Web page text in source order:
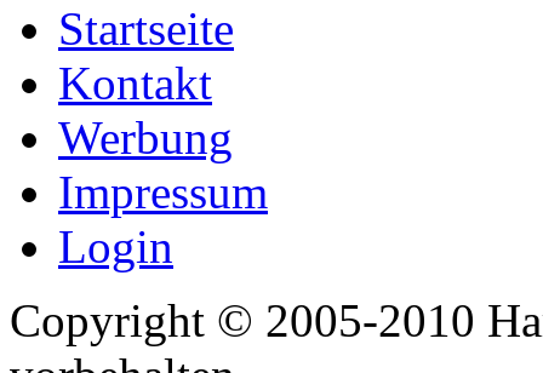
Startseite
Kontakt
Werbung
Impressum
Login
Copyright © 2005-2010